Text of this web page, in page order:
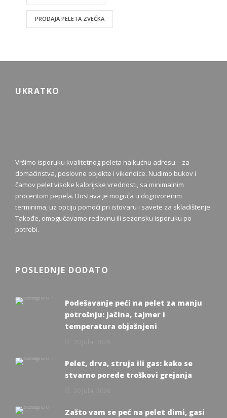
PRODAJA PELETA ZVEČKA
UKRATKO
Vršimo isporuku kvalitetnog peleta na kućnu adresu – za
domaćinstva, poslovne objekte i vikendice. Nudimo bukov i
čamov pelet visoke kalorijske vrednosti, sa minimalnim
procentom pepela. Dostava je moguća u dogovorenim
terminima, uz opciju pomoći pri istovaru i savete za skladištenje.
Takođe, omogućavamo redovnu ili sezonsku isporuku po
potrebi.
POSLEDNJE DODATO
Podešavanje peći na pelet za manju
potrošnju: jačina, tajmer i
temperatura objašnjeni
Pelet, drva, struja ili gas: kako se
stvarno porede troškovi grejanja
Zašto vam se peć na pelet dimi, gasi